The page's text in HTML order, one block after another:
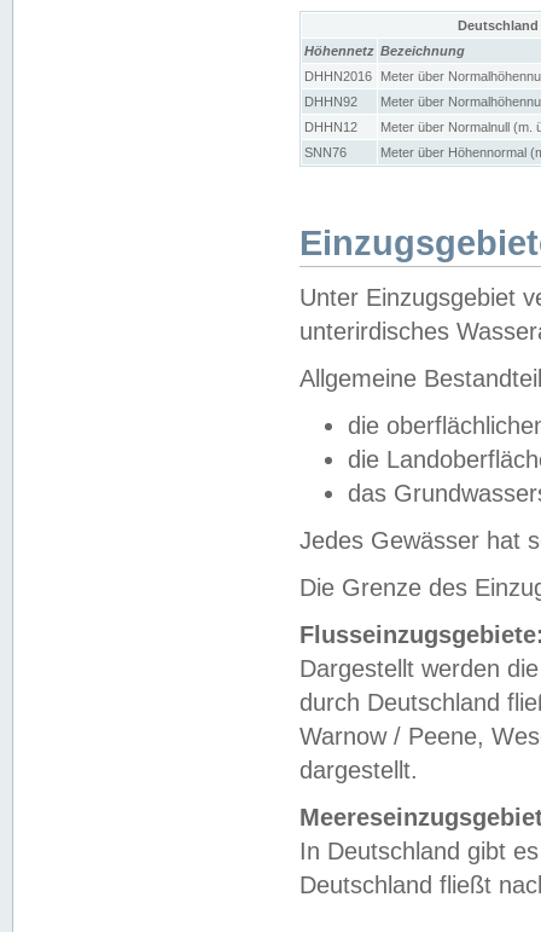
Höhennetz Bezeichnung
DHHN2016
Meter über
DHHN92
Meter über
DHHN12
Meter über Normalnull (m.
SNN76
Meter über Höhennormal
Unter Einzugsgebiet
unterirdisches
Allgemeine
die
die
das
Jedes Gewässer hat
Die Grenze des
Dargestellt werden
durch Deutschland
Warnow / Peene,
dargestellt.
In Deutschland gibt
Deutschland fließt